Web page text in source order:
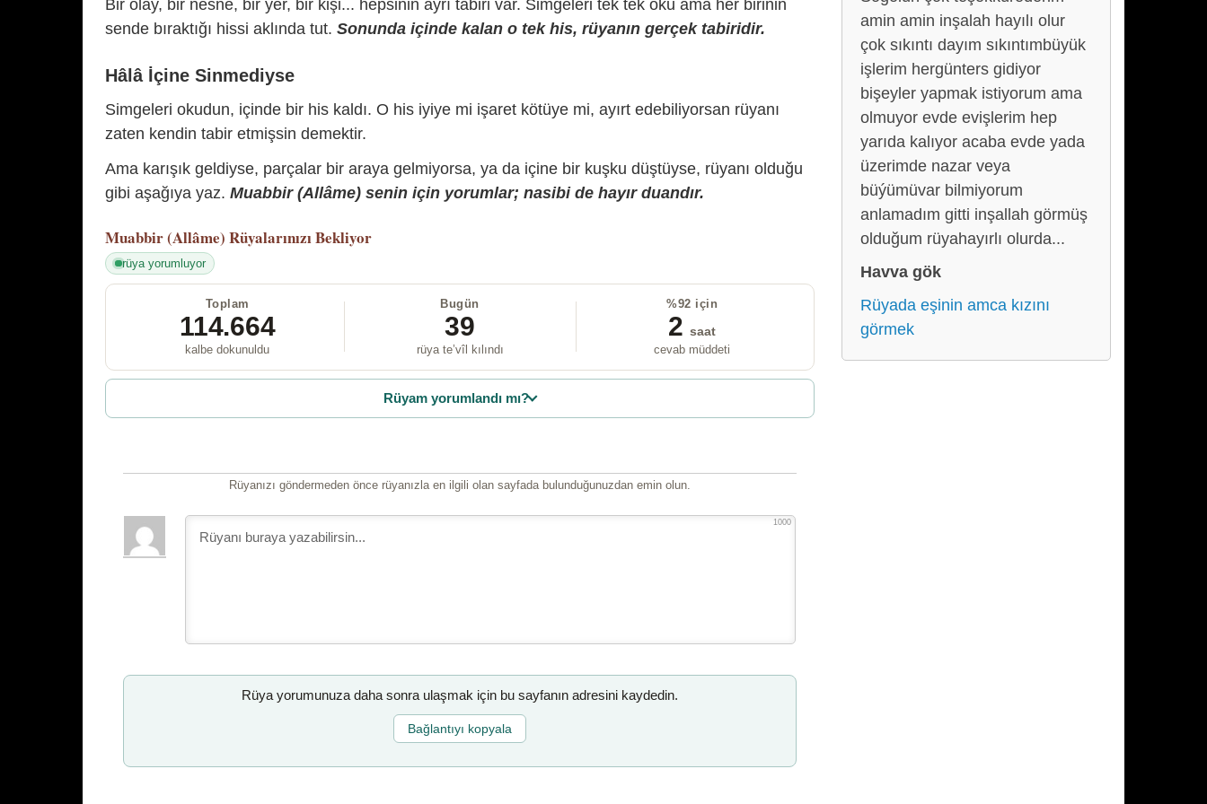
Bir olay, bir nesne, bir yer, bir kişi... hepsinin ayrı tabiri var. Simgeleri tek tek oku ama her birinin
sende bıraktığı hissi aklında tut. Sonunda içinde kalan o tek his, rüyanın gerçek tabiridir.
Hâlâ İçine Sinmediyse
Simgeleri okudun, içinde bir his kaldı. O his iyiye mi işaret kötüye mi, ayırt edebiliyorsan rüyanı
zaten kendin tabir etmişsin demektir.
Ama karışık geldiyse, parçalar bir araya gelmiyorsa, ya da içine bir kuşku düştüyse, rüyanı olduğu
gibi aşağıya yaz. Muabbir (Allâme) senin için yorumlar; nasibi de hayır duandır.
Muabbir (Allâme) Rüyalarınızı Bekliyor
rüya yorumluyor
Toplam
114.664
kalbe dokunuldu
Bugün
39
rüya te’vîl kılındı
%92 için
2 saat
cevab müddeti
Rüyam yorumlandı mı?
Rüyanızı göndermeden önce rüyanızla en ilgili olan sayfada bulunduğunuzdan emin olun.
1000
Rüya yorumunuza daha sonra ulaşmak için bu sayfanın adresini kaydedin.
Bağlantıyı kopyala
amin amin inşalah hayılı olur
çok sıkıntı dayım sıkıntımbüyük
işlerim hergünters gidiyor
bişeyler yapmak istiyorum ama
olmuyor evde evişlerim hep
yarıda kalıyor acaba evde yada
üzerimde nazar veya
büýümüvar bilmiyorum
anlamadım gitti inşallah görmüş
olduğum rüyahayırlı olurda...
Havva gök
Rüyada eşinin amca kızını
görmek